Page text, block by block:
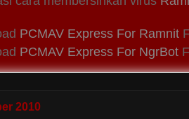
PCMAV Express For Ramnit
PCMAV Express For NgrBot
2010